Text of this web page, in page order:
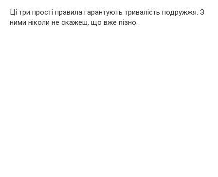
Ці три прості правила гарантують тривалість подружжя. З
ними ніколи не скажеш, що вже пізно.